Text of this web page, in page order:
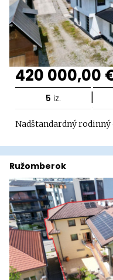
420 000,00
5 iz. |
Nadštandardný rodinný
Ružomberok